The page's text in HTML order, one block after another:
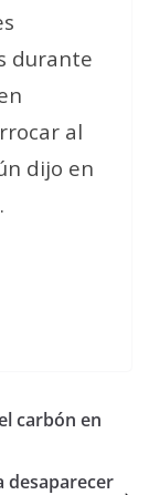
durante
al
dijo en
carbón en
desaparecer